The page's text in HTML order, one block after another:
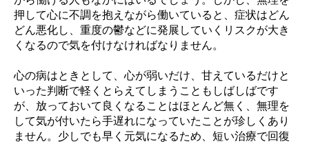
押して心に不調を抱えながら働いていると、症状はどん
どん悪化し、重度の鬱などに発展していくリスクが大き
くなるので気を付けなければなりません。
心の病はときとして、心が弱いだけ、甘えているだけと
いった判断で軽くとらえてしまうこともしばしばです
が、放っておいて良くなることはほとんど無く、無理を
して気が付いたら手遅れになっていたことが珍しくあり
ません。少しでも早く元気になるため、短い治療で回復